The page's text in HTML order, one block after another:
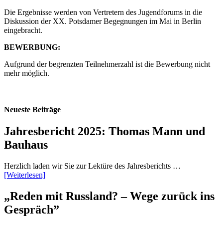
Die Ergebnisse werden von Vertretern des Jugendforums in die
Diskussion der XX. Potsdamer Begegnungen im Mai in Berlin
eingebracht.
BEWERBUNG:
Aufgrund der begrenzten Teilnehmerzahl ist die Bewerbung nicht
mehr möglich.
Neueste Beiträge
Jahresbericht 2025: Thomas Mann und
Bauhaus
Herzlich laden wir Sie zur Lektüre des Jahresberichts …
[Weiterlesen]
„Reden mit Russland? – Wege zurück ins
Gespräch”